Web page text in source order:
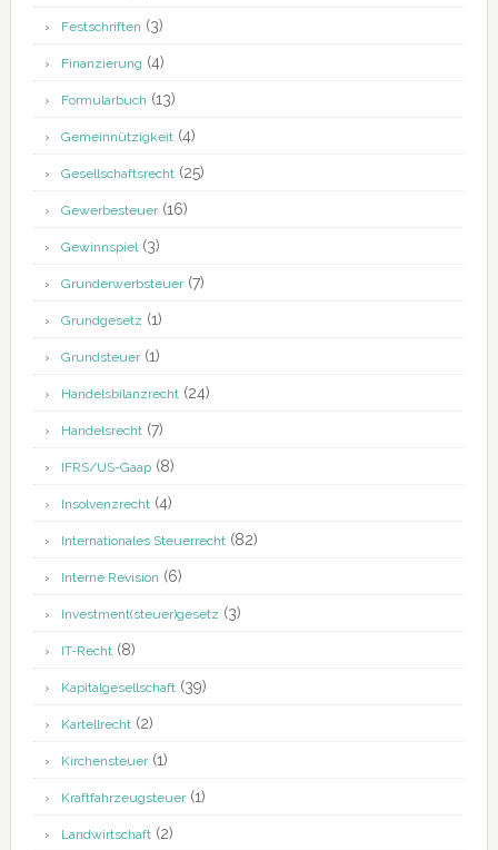
Festschriften (3)
Finanzierung (4)
Formularbuch (13)
Gemeinnützigkeit(4)
Gesellschaftsrecht(25)
Gewerbesteuer(16)
Gewinnspiel(3)
Grunderwerbsteuer(7)
Grundgesetz (1)
Grundsteuer(1)
Handelsbilanzrecht(24)
Handelsrecht(7)
IFRS/US-Gaap(8)
Insolvenzrecht(4)
Internationales Steuerrecht(82)
Interne Revision (6)
Investment(steuer)gesetz (3)
IT-Recht(8)
Kapitalgesellschaft(39)
Kartellrecht(2)
Kirchensteuer(1)
Kraftfahrzeugsteuer(1)
Landwirtschaft(2)